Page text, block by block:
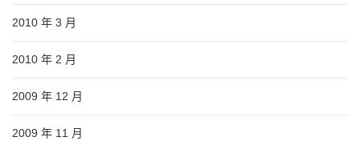
2010 年 3 月
2010 年 2 月
2009 年 12 月
2009 年 11 月